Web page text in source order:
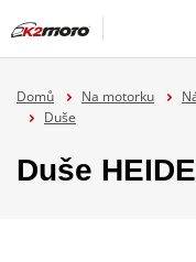
Domů Na motorku
Duše
Duše